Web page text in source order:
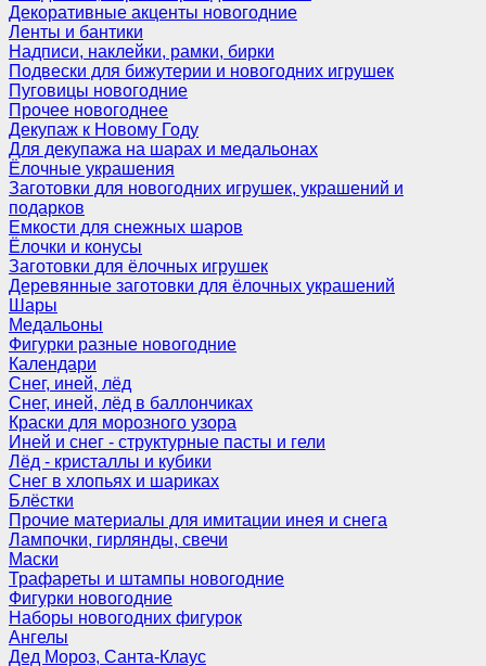
Декоративные акценты новогодние
Ленты и бантики
Надписи, наклейки, рамки, бирки
Подвески для бижутерии и новогодних игрушек
Пуговицы новогодние
Прочее новогоднее
Декупаж к Новому Году
Для декупажа на шарах и медальонах
Ёлочные украшения
Заготовки для новогодних игрушек, украшений и
подарков
Емкости для снежных шаров
Ёлочки и конусы
Заготовки для ёлочных игрушек
Деревянные заготовки для ёлочных украшений
Шары
Медальоны
Фигурки разные новогодние
Календари
Снег, иней, лёд
Снег, иней, лёд в баллончиках
Краски для морозного узора
Иней и снег - структурные пасты и гели
Лёд - кристаллы и кубики
Снег в хлопьях и шариках
Блёстки
Прочие материалы для имитации инея и снега
Лампочки, гирлянды, свечи
Маски
Трафареты и штампы новогодние
Фигурки новогодние
Наборы новогодних фигурок
Ангелы
Дед Мороз, Санта-Клаус